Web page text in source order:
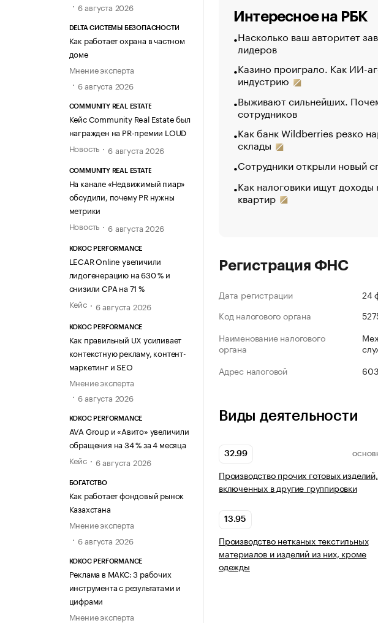
6 августа 2026
DELTA СИСТЕМЫ БЕЗОПАСНОСТИ
Как работает охрана в частном
доме
Мнение эксперта
6 августа 2026
COMMUNITY REAL ESTATE
Кейс Community Real Estate был
награжден на PR-премии LOUD
Новость
6 августа 2026
COMMUNITY REAL ESTATE
На канале «Недвижимый пиар»
обсудили, почему PR нужны
метрики
Новость
6 августа 2026
KOKOC PERFORMANCE
LECAR Online увеличили
лидогенерацию на 630 % и
снизили CPA на 71 %
Кейс
6 августа 2026
KOKOC PERFORMANCE
Как правильный UX усиливает
контекстную рекламу, контент-
маркетинг и SEO
Мнение эксперта
6 августа 2026
KOKOC PERFORMANCE
AVA Group и «Авито» увеличили
обращения на 34 % за 4 месяца
Кейс
6 августа 2026
БОГАТСТВО
Как работает фондовый рынок
Казахстана
Мнение эксперта
6 августа 2026
KOKOC PERFORMANCE
Реклама в МАКС: 3 рабочих
инструмента с результатами и
цифрами
Мнение эксперта
Интересное на РБК
Насколько ваш авторитет
лидеров
Казино проиграло. Как ИИ-
индустрию
Выживают сильнейших.
сотрудников
Как банк Wildberries резко
склады
Сотрудники открыли новый
Как налоговики ищут
квартир
Регистрация ФНС
Дата регистрации
24
Код налогового органа
Наименование налогового
органа
Адрес налоговой
Виды деятельности
32.99
Производство прочих готовых
включенных в другие группировки
13.95
Производство нетканых текстильных
материалов и изделий из них, кроме
одежды